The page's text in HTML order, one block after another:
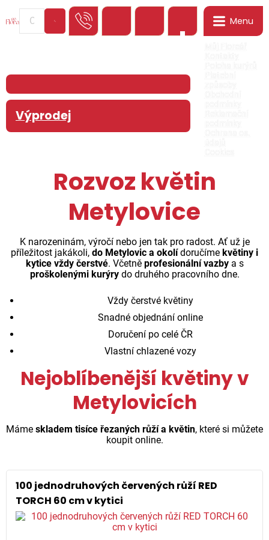
Menu
Výprodej
Rozvoz květin
Metylovice
K narozeninám, výročí nebo jen tak pro radost. Ať už je
příležitost jakákoli, do Metylovic a okolídoručíme květiny i
kytice vždy čerstvé. Včetně profesionální vazbya s
proškolenými kurýrydo druhého pracovního dne.
Vždy čerstvé květiny
Snadné objednání online
Doručení po celé ČR
Vlastní chlazené vozy
Nejoblíbenější květiny v
Metylovicích
Máme skladem tisíce řezaných růží a květin, které si můžete
koupit online.
100 jednodruhových červených růží RED
TORCH 60 cm v kytici